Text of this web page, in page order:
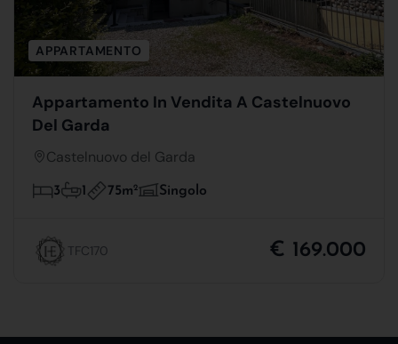
APPARTAMENTO
Appartamento In Vendita A Castelnuovo
Del Garda
Castelnuovo del Garda
3 1 75m2 Singolo
TFC170 € 169.000